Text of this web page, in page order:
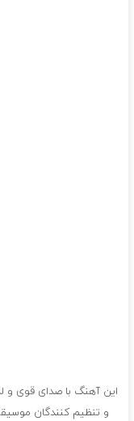
این آهنگ با صدای قوی و
و تنظیم کنندگان